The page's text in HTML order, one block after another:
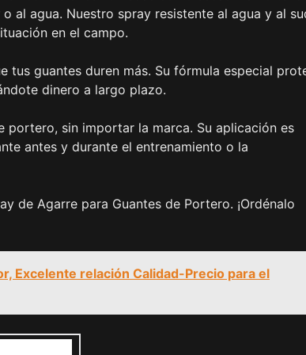
al agua. Nuestro spray resistente al agua y al
en el campo.
tus guantes duren más. Su fórmula especial
dinero a largo plazo.
sin importar la marca. Su aplicación es
antes y durante el entrenamiento o la
de Agarre para Guantes de Portero. ¡Ordénalo
Excelente relación Calidad-Precio para el